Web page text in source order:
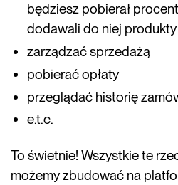
będziesz pobierał
dodawali do niej produkty
zarządzać sprzedażą
pobierać opłaty
przeglądać historię
e.t.c.
To świetnie! Wszystkie te
możemy zbudować na